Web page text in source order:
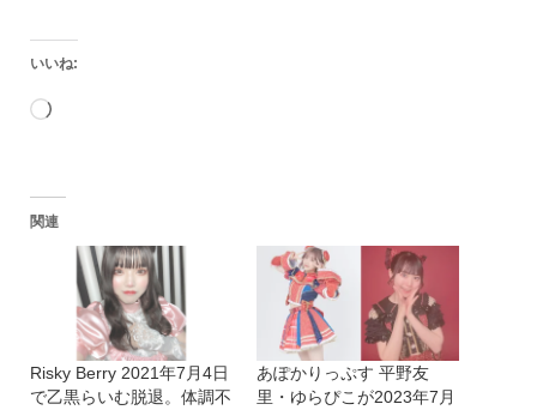
いいね:
読
込
中…
関連
Risky Berry 2021年7月4日
で乙黒らいむ脱退。体調不
あぽかりっぷす 平野友
里・ゆらぴこが2023年7月